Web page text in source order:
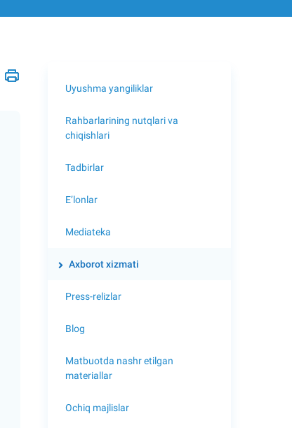
Uyushma yangiliklar
Rahbarlarining nutqlari va
chiqishlari
Tadbirlar
E’lonlar
Mediateka
Axborot xizmati
Press-relizlar
Blog
Matbuotda nashr etilgan
materiallar
Ochiq majlislar